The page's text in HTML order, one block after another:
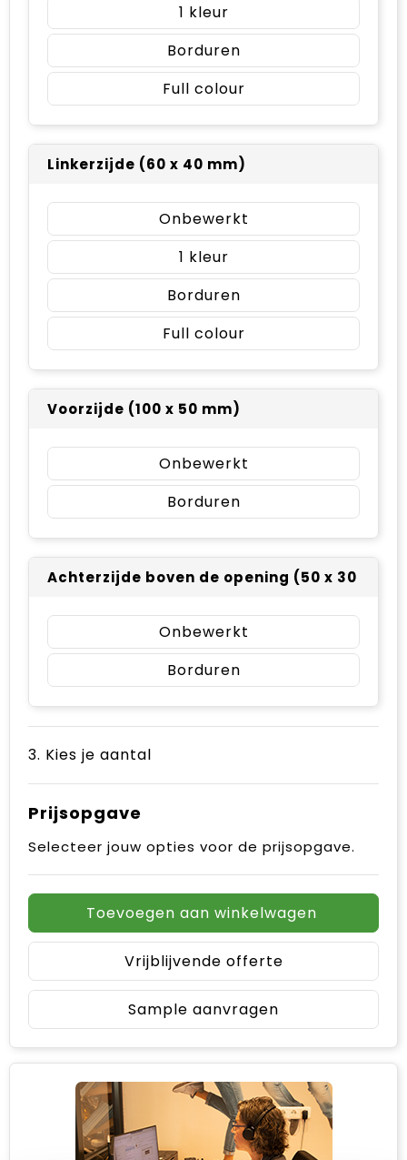
1
Borduren
Full colour
Linkerzijde (60 x 40 mm)
Onbewerkt
1
Borduren
Full colour
Voorzijde (100 x 50 mm)
Onbewerkt
Borduren
Achterzijde boven de opening (50 x 30 mm)
Onbewerkt
Borduren
3. Kies je aantal
Prijsopgave
Selecteer jouw opties voor de prijsopgave.
Toevoegen aan winkelwagen
Vrijblijvende offerte
Sample aanvragen